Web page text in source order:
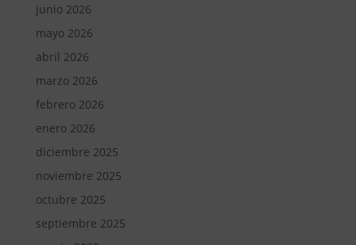
junio 2026
mayo 2026
abril 2026
marzo 2026
febrero 2026
enero 2026
diciembre 2025
noviembre 2025
octubre 2025
septiembre 2025